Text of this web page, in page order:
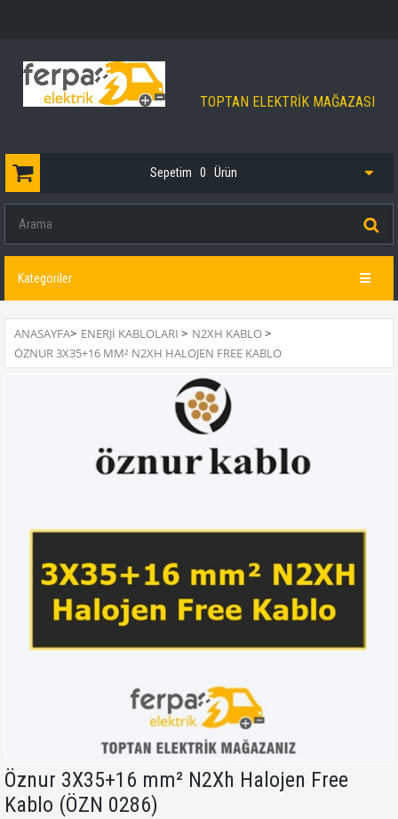
TOPTAN ELEKTRİK MAĞAZASI
Sepetim 0 Ürün
Kategoriler
ANASAYFA> ENERJİ KABLOLARI > N2XH KABLO>
ÖZNUR 3X35+16 MM² N2XH HALOJEN FREE KABLO
Öznur 3X35+16 mm² N2Xh Halojen Free
Kablo (ÖZN 0286)